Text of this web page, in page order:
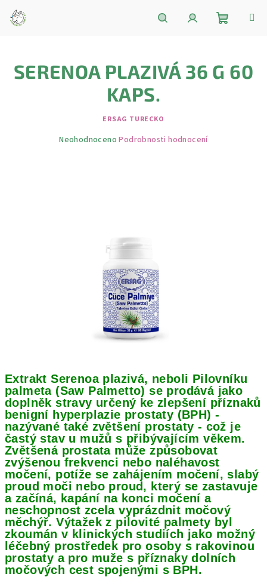
obsah
košík
Extrakt Serenoa plazivá, neboli Pilovníku
palmeta (Saw Palmetto) se prodává jako
doplněk stravy určený ke zlepšení příznaků
benigní hyperplazie prostaty (BPH) -
nazývané také zvětšení prostaty - což je
častý stav u mužů s přibývajícím věkem.
Zvětšená prostata může způsobovat
zvýšenou frekvenci nebo naléhavost
močení, potíže se zahájením močení, slabý
proud moči nebo proud, který se zastavuje
a začíná, kapání na konci močení a
neschopnost zcela vyprázdnit močový
měchýř. Výtažek z pilovité palmety byl
zkoumán v klinických studiích jako možný
léčebný prostředek pro osoby s rakovinou
prostaty a pro muže s příznaky dolních
močových cest spojenými s BPH.
SERENOA PLAZIVÁ 36 G 60
KAPS.
ERSAG TURECKO
Průměrné
Neohodnoceno Podrobnosti hodnocení